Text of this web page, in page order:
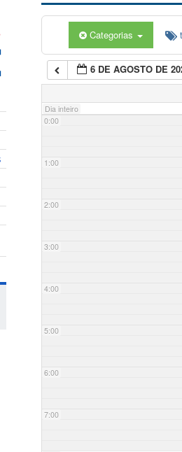
Categorias
6 DE AGOSTO DE
Dia inteiro
0:00
1:00
2:00
3:00
4:00
5:00
6:00
7:00